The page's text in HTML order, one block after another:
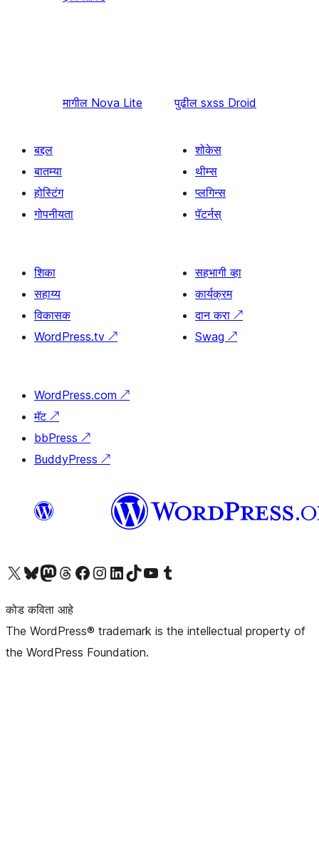
मागील Nova Lite पुढील sxss Droid
बद्दल
बातम्या
होस्टिंग
गोपनीयता
शोकेस
थीम्स
प्लगिन्स
पॅटर्नस्
शिका
सहाय्य
विकासक
WordPress.tv ↗
सहभागी व्हा
कार्यक्रम
दान करा ↗
Swag ↗
WordPress.com ↗
मॅट ↗
bbPress ↗
BuddyPress ↗
आमच्या X (एक्स) (पूर्वीचे ट्विटर) खात्याला भेट द्या आमच्या ब्लूस्की खात्याला भेट द्या.आमच्या Mastodon खात्याला भेट द्या.आमच्या थ्रेड्स खात्याला भेट द्या. आमच्या फेसबुक पेजला भेट द्या आमच्या इंस्टाग्राम खात्याला भेट द्या आमच्या लिंक्डइन खात्याला भेट द्या आमच्या टिकटॉक अकाउंटला भेट द्या.आमच्या यूट्यूब चॅनेलला भेट द्या आमच्या टंबलर खात्याला भेट द्या.
कोड कविता आहे
The WordPress® trademark is the intellectual property of
the WordPress Foundation.